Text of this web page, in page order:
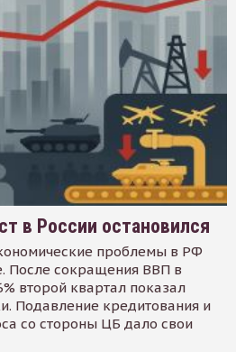
в России остановился
проблемы в РФ
После сокращения ВВП в
второй квартал показал
Подавление кредитования и
со стороны ЦБ дало свои